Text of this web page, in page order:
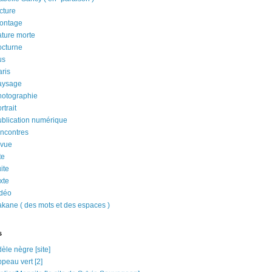
morte
numérique
( des mots et des espaces )
nègre [site]
vert [2]